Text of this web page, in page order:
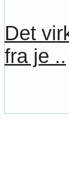
Det
fra je ..